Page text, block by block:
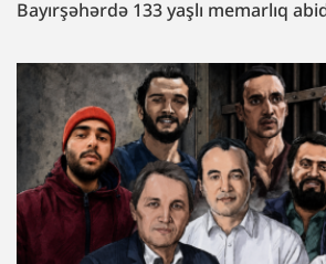
Bayırşəhərdə 133 yaşlı memarlıq